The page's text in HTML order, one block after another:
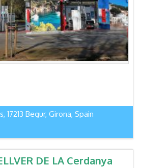
17213 Begur, Girona, Spain
DE LA Cerdanya